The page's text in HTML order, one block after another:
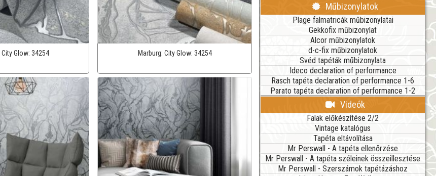
City Glow: 34254 Marburg: City Glow: 34254
Műbizonylatok
Plage falmatricák műbizonylatai
Gekkofix műbizonylat
Alcor műbizonylatok
d-c-fix műbizonylatok
Svéd tapéták műbizonylata
Ideco declaration of performance
Rasch tapéta declaration of performance 1-6
Parato tapéta declaration of performance 1-2
Videók
Falak előkészítése 2/2
Vintage katalógus
Tapéta eltávolítása
Mr Perswall - A tapéta ellenőrzése
Mr Perswall - A tapéta széleinek összeillesztése
Mr Perswall - Szerszámok tapétázáshoz